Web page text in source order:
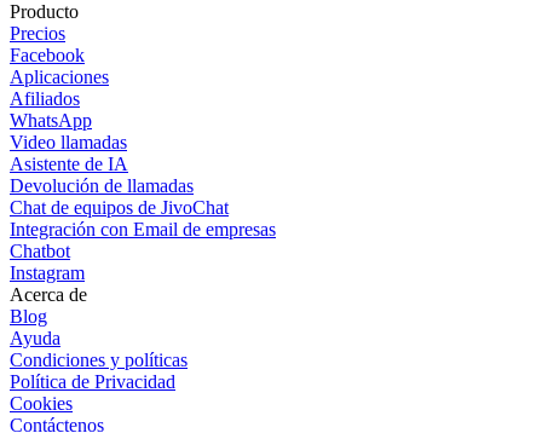
Producto
Precios
Facebook
Aplicaciones
Afiliados
WhatsApp
Video llamadas
Asistente de IA
Devolución de llamadas
Chat de equipos de JivoChat
Integración con Email de empresas
Chatbot
Instagram
Acerca de
Blog
Ayuda
Condiciones y políticas
Política de Privacidad
Cookies
Contáctenos